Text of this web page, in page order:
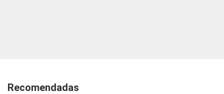
Recomendadas